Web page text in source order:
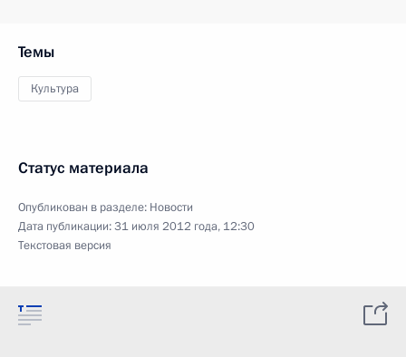
Темы
Культура
Статус материала
Опубликован в разделе: Новости
Дата публикации:31 июля 2012 года, 12:30
Текстовая версия